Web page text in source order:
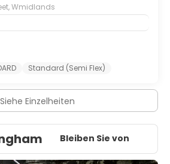
Wmidlands
Standard (Semi Flex)
Siehe Einzelheiten
Bleiben Sie von